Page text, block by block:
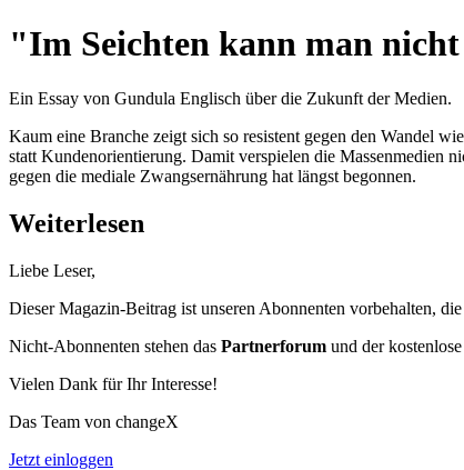
"Im Seichten kann man
Ein Essay von Gundula Englisch über die Zukunft der Medien.
Kaum eine Branche zeigt sich so resistent gegen den Wandel
statt Kundenorientierung. Damit verspielen die Massenmedien
gegen die mediale Zwangsernährung hat längst begonnen.
Weiterlesen
Liebe Leser,
Dieser Magazin-Beitrag ist unseren Abonnenten vorbehalten,
Nicht-Abonnenten stehen das Partnerforum und der
Vielen Dank für Ihr Interesse!
Das Team von changeX
Jetzt einloggen